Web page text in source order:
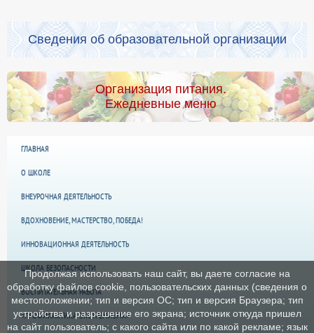
Сведения об образовательной организации
Организация питания.
Ежедневные меню
ГЛАВНАЯ
О ШКОЛЕ
ВНЕУРОЧНАЯ ДЕЯТЕЛЬНОСТЬ
ВДОХНОВЕНИЕ, МАСТЕРСТВО, ПОБЕДА!
ИННОВАЦИОННАЯ ДЕЯТЕЛЬНОСТЬ
ШКОЛА БЕЗОПАСНОСТИ
ВОСПИТАТЕЛЬНАЯ РАБОТА
«ПРОФИЛАКТИКА ЭКСТРЕМИЗМА»
Продолжая использовать наш сайт, вы даете согласие на
обработку файлов cookie, пользовательских данных (сведения о
местоположении; тип и версия ОС; тип и версия Браузера; тип
устройства и разрешение его экрана; источник откуда пришел
на сайт пользователь; с какого сайта или по какой рекламе; язык